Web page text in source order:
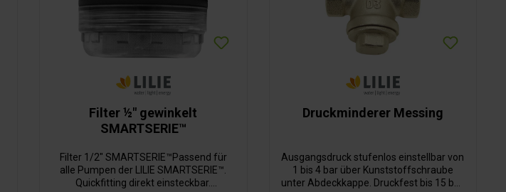
Filter ½" gewinkelt
SMARTSERIE™
Filter 1/2" SMARTSERIE™Passend für
alle Pumpen der LILIE SMARTSERIE™.
Quickfitting direkt einsteckbar.
Druckminderer Messing
Ausgangsdruck stufenlos einstellbar von
1 bis 4 bar über Kunststoffschraube
unter Abdeckkappe. Druckfest bis 15 bar,